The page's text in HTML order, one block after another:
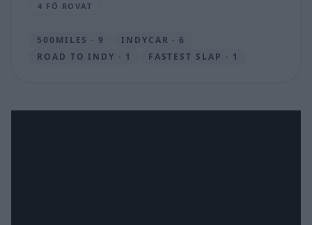
4 FŐ ROVAT
500MILES · 9
INDYCAR · 6
ROAD TO INDY · 1
FASTEST SLAP · 1
14.